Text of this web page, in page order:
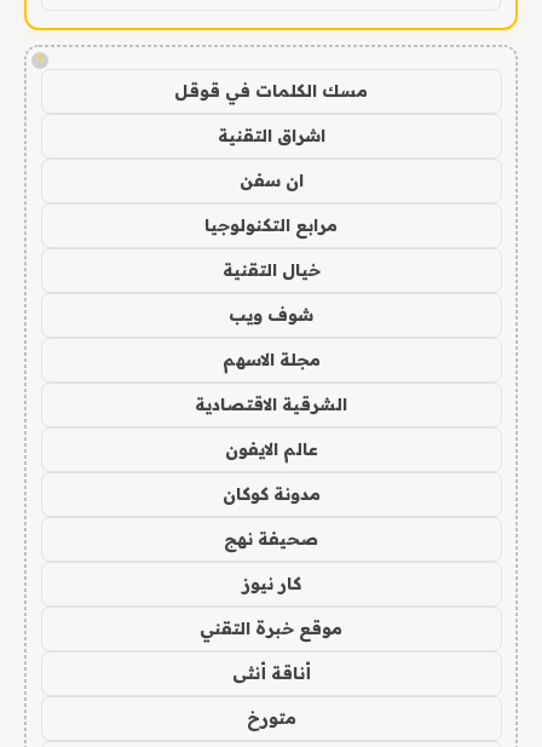
!
مسك الكلمات في قوقل
اشراق التقنية
ان سفن
مرابع التكنولوجيا
خيال التقنية
شوف ويب
مجلة الاسهم
الشرقية الاقتصادية
عالم الايفون
مدونة كوكان
صحيفة نهج
كار نيوز
موقع خبرة التقني
أناقة أنثى
متورخ